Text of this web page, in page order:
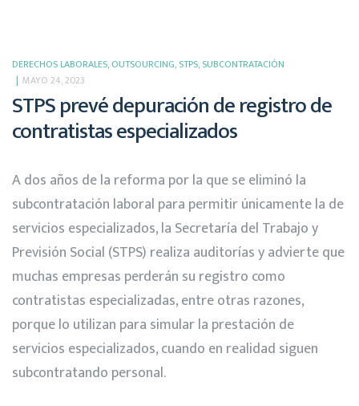
DERECHOS LABORALES, OUTSOURCING, STPS, SUBCONTRATACIÓN
MAYO 24, 2023
STPS prevé depuración de registro de
contratistas especializados
A dos años de la reforma por la que se eliminó la
subcontratación laboral para permitir únicamente la de
servicios especializados, la Secretaría del Trabajo y
Previsión Social (STPS) realiza auditorías y advierte que
muchas empresas perderán su registro como
contratistas especializadas, entre otras razones,
porque lo utilizan para simular la prestación de
servicios especializados, cuando en realidad siguen
subcontratando personal.